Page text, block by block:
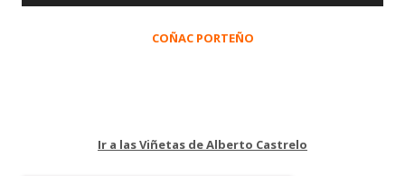
COÑAC PORTEÑO
Ir a las Viñetas de Alberto Castrelo